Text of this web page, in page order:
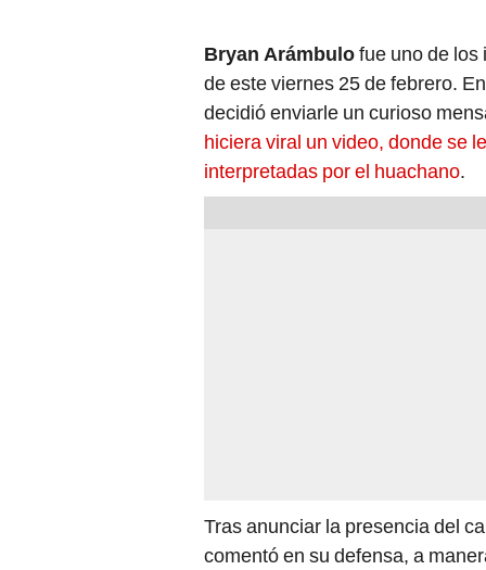
Bryan Arámbulofue uno de los
de este viernes 25 de febrero.
decidió enviarle un curioso
hiciera viral un video, donde se
interpretadas por el huachano.
Tras anunciar la presencia del
comentó en su defensa, a